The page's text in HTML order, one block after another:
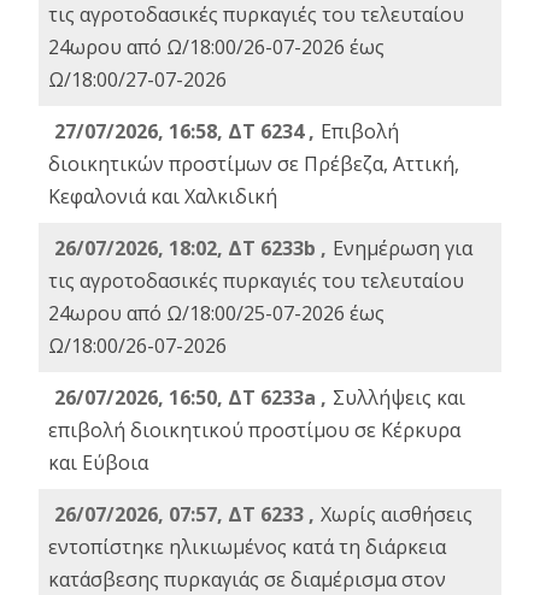
τις αγροτοδασικές πυρκαγιές του τελευταίου
24ωρου από Ω/18:00/26-07-2026 έως
Ω/18:00/27-07-2026
27/07/2026, 16:58, ΔΤ 6234 , Eπιβολή
διοικητικών προστίμων σε Πρέβεζα, Αττική,
Κεφαλονιά και Χαλκιδική
26/07/2026, 18:02, ΔΤ 6233b , Ενημέρωση για
τις αγροτοδασικές πυρκαγιές του τελευταίου
24ωρου από Ω/18:00/25-07-2026 έως
Ω/18:00/26-07-2026
26/07/2026, 16:50, ΔΤ 6233a , Συλλήψεις και
επιβολή διοικητικού προστίμου σε Κέρκυρα
και Εύβοια
26/07/2026, 07:57, ΔΤ 6233 , Χωρίς αισθήσεις
εντοπίστηκε ηλικιωμένος κατά τη διάρκεια
κατάσβεσης πυρκαγιάς σε διαμέρισμα στον